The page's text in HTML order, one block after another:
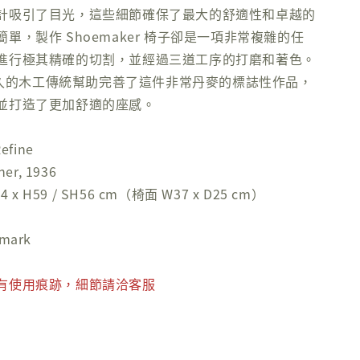
吸引了目光，這些細節確保了最大的舒適性和卓越的
單，製作 Shoemaker 椅子卻是一項非常複雜的任
行極其精確的切割，並經過三道工序的打磨和著色。
木工傳統幫助完善了這件非常丹麥的標誌性作品，
打造了更加舒適的座感。
1936
x H59 / SH56 cm（椅面 W37 x D25 cm）
使用痕跡，細節請洽客服